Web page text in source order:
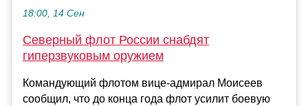
18:00, 14 Сен
Северный флот России снабдят
гиперзвуковым оружием
Командующий флотом вице-адмирал Моисеев
сообщил, что до конца года флот усилит боевую